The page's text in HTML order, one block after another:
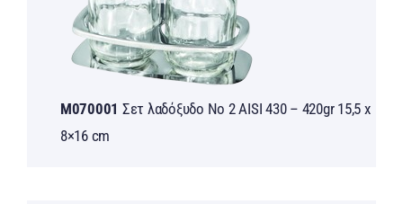
M070001 Σετ λαδόξυδο Νο 2 AISI 430 – 420gr 15,5 x
8×16 cm